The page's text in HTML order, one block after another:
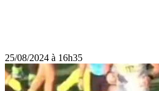
25/08/2024 à 16h35